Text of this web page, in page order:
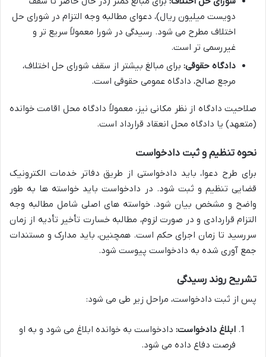
دویست میلیون ریال)، دعوای مطالبه وجه التزام در شورای حل
اختلاف مطرح می شود. رسیدگی در شورا معمولاً سریع تر و
غیررسمی تر است.
دادگاه حقوقی: برای مبالغ بیشتر از سقف شورای حل اختلاف،
مرجع صالح، دادگاه عمومی حقوقی است.
صلاحیت دادگاه از نظر مکانی نیز، معمولاً دادگاه محل اقامت خوانده
(متعهد) یا دادگاه محل انعقاد قرارداد است.
نحوه تنظیم و ثبت دادخواست
برای طرح دعوا، باید دادخواستی از طریق دفاتر خدمات الکترونیک
قضایی تنظیم و ثبت شود. در دادخواست باید خواسته ها به طور
واضح و مشخص بیان شود. خواسته های اصلی شامل مطالبه وجه
التزام قراردادی و در صورت لزوم، مطالبه خسارت تأخیر تأدیه از زمان
سررسید تا زمان اجرای حکم است. همچنین، باید مدارک و مستندات
جمع آوری شده به دادخواست پیوست شود.
تشریح روند رسیدگی
پس از ثبت دادخواست، مراحل زیر طی می شود:
ابلاغ دادخواست: دادخواست به خوانده ابلاغ می شود و به او
فرصت دفاع داده می شود.